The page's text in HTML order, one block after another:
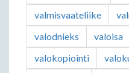
valmisvaateliike
valodnieks
valoisa
valokopiointi